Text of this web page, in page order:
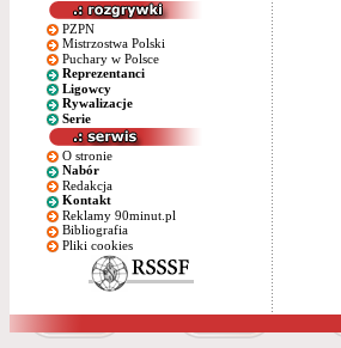
PZPN
Mistrzostwa Polski
Puchary w Polsce
Reprezentanci
Ligowcy
Rywalizacje
Serie
O stronie
Nabór
Redakcja
Kontakt
Reklamy 90minut.pl
Bibliografia
Pliki cookies